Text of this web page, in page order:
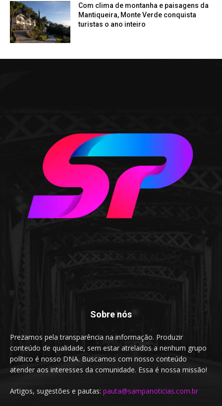
Com clima de montanha e paisagens da
Mantiqueira, Monte Verde conquista
turistas o ano inteiro
Sobre nós
Prezamos pela transparência na informação. Produzir
conteúdo de qualidade, sem estar atrelados a nenhum grupo
político é nosso DNA. Buscamos com nosso conteúdo
atender aos interesses da comunidade. Essa é nossa missão!
Artigos, sugestões e pautas: pauta@sampanoticias.com.br